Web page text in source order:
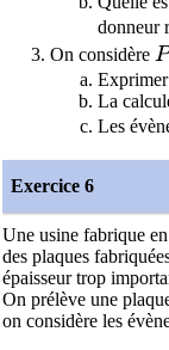
donneur
On considère P
La
Les
Exercice 6
Une usine fabrique
des plaques
épaisseur trop
On prélève une
on considère les